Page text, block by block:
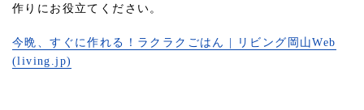
作りにお役立てください。
今晩、すぐに作れる！ラクラクごはん | リビング岡山Web
(living.jp)